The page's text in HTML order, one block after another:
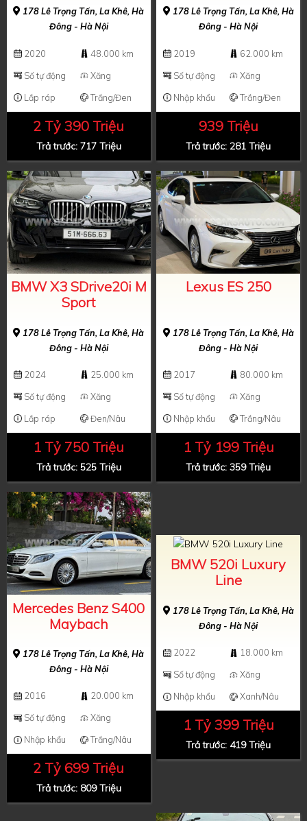
178 Lê Trọng Tấn, La Khê, Hà
Đông - Hà Nội
2020
48.000 km
Số tự động
Xăng
Lắp ráp
Trắng/Đen
2 Tỷ 390 Triệu
Trả trước: 717 Triệu
178 Lê Trọng Tấn, La Khê, Hà
Đông - Hà Nội
2019
62.000 km
Số tự động
Xăng
Nhập khẩu
Trắng/Đen
939 Triệu
Trả trước: 281 Triệu
BMW X3 SDrive20i M
Sport
178 Lê Trọng Tấn, La Khê, Hà
Đông - Hà Nội
2024
25.000 km
Số tự động
Xăng
Lắp ráp
Đen/Nâu
1 Tỷ 750 Triệu
Trả trước: 525 Triệu
Lexus ES 250
178 Lê Trọng Tấn, La Khê, Hà
Đông - Hà Nội
2017
80.000 km
Số tự động
Xăng
Nhập khẩu
Trắng/Nâu
1 Tỷ 199 Triệu
Trả trước: 359 Triệu
Mercedes Benz S400
Maybach
178 Lê Trọng Tấn, La Khê, Hà
Đông - Hà Nội
2016
20.000 km
Số tự động
Xăng
Nhập khẩu
Trắng/Nâu
2 Tỷ 699 Triệu
Trả trước: 809 Triệu
BMW 520i Luxury
Line
178 Lê Trọng Tấn, La Khê, Hà
Đông - Hà Nội
2022
18.000 km
Số tự động
Xăng
Nhập khẩu
Xanh/Nâu
1 Tỷ 399 Triệu
Trả trước: 419 Triệu